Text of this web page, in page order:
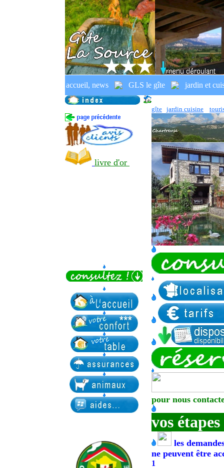
accueil, news GLS le gîte jardin et
location, réservations, tarifs,
gîte jardin cuisine
livre d'or
pour nous
vos étapes
les
ne peuvent être
1